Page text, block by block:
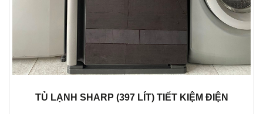
TỦ LẠNH SHARP (397 LÍT) TIẾT KIỆM ĐIỆN